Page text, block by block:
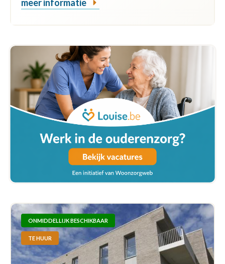
meer informatie
ONMIDDELLIJK BESCHIKBAAR
TE HUUR